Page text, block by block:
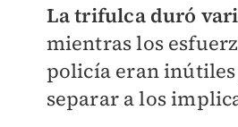
La trifulca duró
mientras los
policía eran
separar a los